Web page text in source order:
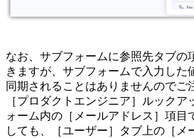
なお、サブフォームに参照先タブの
きますが、サブフォームで入力した
同期されることはありませんのでご
［プロダクトエンジニア］ルックア
ォーム内の［メールアドレス］項目
しても、［ユーザー］タブ上の［メ